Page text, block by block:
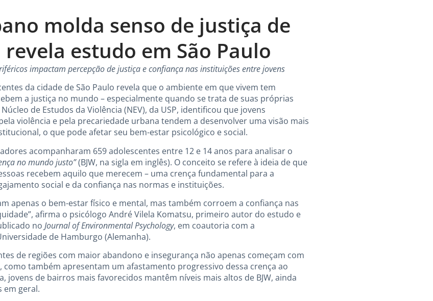
molda senso de justiça de
estudo em São Paulo
impactam percepção de justiça e confiança nas instituições entre jovens
da cidade de São Paulo revela que o ambiente em que vivem tem
a justiça no mundo – especialmente quando se trata de suas próprias
de Estudos da Violência (NEV), da USP, identificou que jovens
violência e pela precariedade urbana tendem a desenvolver uma visão mais
o que pode afetar seu bem-estar psicológico e social.
acompanharam 659 adolescentes entre 12 e 14 anos para analisar o
no mundo justo”(BJW, na sigla em inglês). O conceito se refere à ideia de que
recebem aquilo que merecem – uma crença fundamental para a
social e da confiança nas normas e instituições.
apenas o bem-estar físico e mental, mas também corroem a confiança nas
afirma o psicólogo André Vilela Komatsu, primeiro autor do estudo e
no Journal of Environmental Psychology, em coautoria com a
de Hamburgo (Alemanha).
de regiões com maior abandono e insegurança não apenas começam com
como também apresentam um afastamento progressivo dessa crença ao
jovens de bairros mais favorecidos mantêm níveis mais altos de BJW, ainda
em geral.